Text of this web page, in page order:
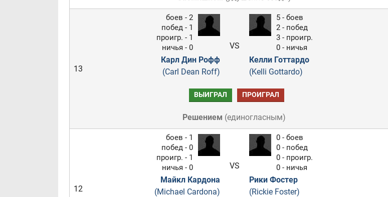
13
боев - 2
побед - 1
проигр. - 1
ничья - 0
Карл Дин Рофф
(Carl Dean Roff)
VS
5 - боев
2 - побед
3 - проигр.
0 - ничья
Келли Готтардо
(Kelli Gottardo)
ВЫИГРАЛ ПРОИГРАЛ
Решением (единогласным)
12
боев - 1
побед - 0
проигр. - 1
ничья - 0
Майкл Кардона
(Michael Cardona)
VS
0 - боев
0 - побед
0 - проигр.
0 - ничья
Рики Фостер
(Rickie Foster)